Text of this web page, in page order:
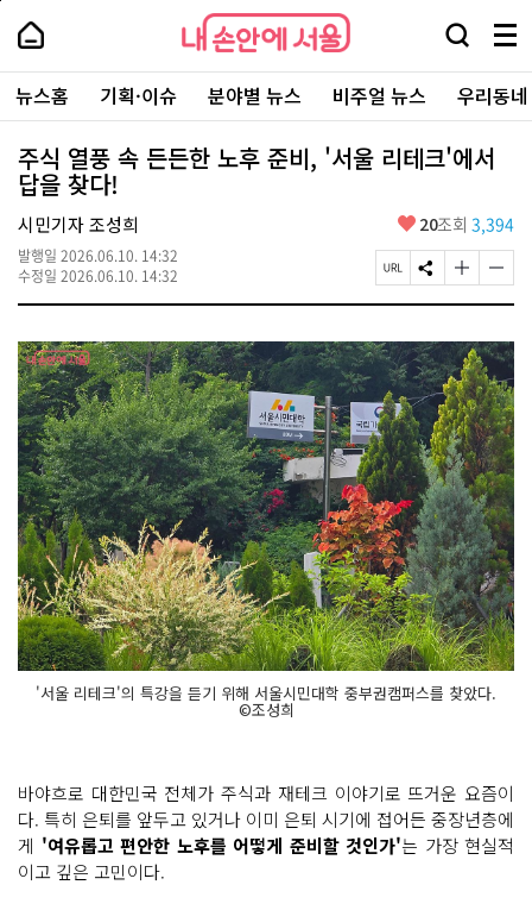
본
로
가
내
손
안
에
서
울
-
서
울
시
대
표
소
통
포
내
손
에
울
검
창
열
기
메
뉴
전
체
보
주
요
서
뉴스홈 기획·이슈 분야별 뉴스 비주얼 뉴스 우리동
주식 열풍 속 든든한 노후 준비, '서울 리테크'에서
답을 찾다!
시민기자 조성희
발행일 2026.06.10. 14:32
수정일 2026.06.10. 14:32
좋
요
20조회 3,394
페
이
U
R
L
복
사
S
N
공
유
하
기
글
자
기
크
게
변
경
하
기
글
자
기
작
게
변
경
하
기
'서울 리테크'의 특강을 듣기 위해 서울시민대학 중부권캠퍼스를 찾았다.
©조성희
바야흐로 대한민국 전체가 주식과 재테크 이야기로 뜨거운 요즘이
다. 특히 은퇴를 앞두고 있거나 이미 은퇴 시기에 접어든 중장년층에
게 '여유롭고 편안한 노후를 어떻게 준비할 것인가'는 가장 현실적
이고 깊은 고민이다.
페
상
단
로